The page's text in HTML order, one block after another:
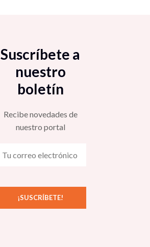
Suscríbete a
nuestro
boletín
Recibe novedades de
nuestro portal